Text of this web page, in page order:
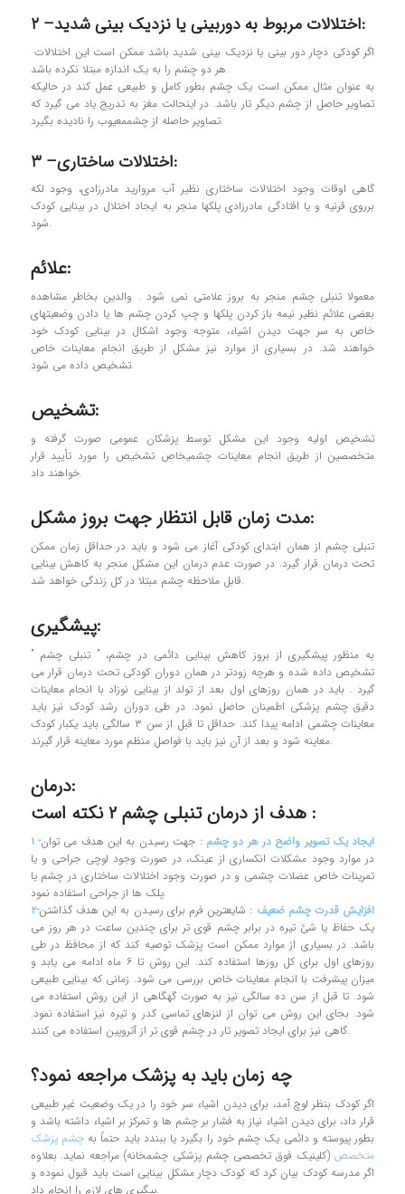
۲ –اختلالات مربوط به دوربینی یا نزدیک بینی شدید:
اگر کودکی دچار دور بینی یا نزدیک بینی شدید باشد ممکن است این اختلالات
هر دو چشم را به یک اندازه مبتلا نکرده باشد.
به عنوان مثال ممکن است یک چشم بطور کامل و طبیعی عمل کند در حالیکه
تصاویر حاصل از چشم دیگر تار باشد. در اینحالت مغز به تدریج یاد می گیرد که
تصاویر حاصله از چشممعیوب را نادیده بگیرد.
۳ –اختلالات ساختاری:
گاهی اوقات وجود اختلالات ساختاری نظیر آب مروارید مادرزادی، وجود لکه
برروی قرنیه و یا افتادگی مادرزادی پلکها منجر به ایجاد اختلال در بینایی کودک
شود.
علائم:
معمولا تنبلی چشم منجر به بروز علامتی نمی شود . والدین بخاطر مشاهده
بعضی علائم نظیر نیمه باز کردن پلکها و چپ کردن چشم ها یا دادن وضعیتهای
خاص به سر جهت دیدن اشیاء، متوجه وجود اشکال در بینایی کودک خود
خواهند شد. در بسیاری از موارد نیز مشکل از طریق انجام معاینات خاص
تشخیص داده می شود.
تشخیص:
تشخیص اولیه وجود این مشکل توسط پزشکان عمومی صورت گرفته و
متخصصین از طریق انجام معاینات چشمیخاص تشخیص را مورد تأیید قرار
خواهند داد.
مدت زمان قابل انتظار جهت بروز مشکل:
تنبلی چشم از همان ابتدای کودکی آغاز می شود و باید در حداقل زمان ممکن
تحت درمان قرار گیرد. در صورت عدم درمان این مشکل منجر به کاهش بینایی
قابل ملاحظه چشم مبتلا در کل زندگی خواهد شد.
پیشگیری:
به منظور پیشگیری از بروز کاهش بینایی دائمی در چشم، ” تنبلی چشم ”
تشخیص داده شده و هرچه زودتر در همان دوران کودکی تحت درمان قرار می
گیرد . باید در همان روزهای اول بعد از تولد از بینایی نوزاد با انجام معاینات
دقیق چشم پزشکی اطمینان حاصل نمود. در طی دوران رشد کودک نیز باید
معاینات چشمی ادامه پیدا کند. حداقل تا قبل از سن ۳ سالگی باید یکبار کودک
معاینه شود و بعد از آن نیز باید با فواصل منظم مورد معاینه قرار گیرند.
درمان:
هدف از درمان تنبلی چشم ۲ نکته است :
۱ -ایجاد یک تصویر واضح در هر دو چشم : جهت رسیدن به این هدف می توان
در موارد وجود مشکلات انکساری از عینک، در صورت وجود لوچی جراحی و یا
تمرینات خاص عضلات چشمی و در صورت وجود اختلالات ساختاری در چشم یا
پلک ها از جراحی استفاده نمود.
۲-افزایش قدرت چشم ضعیف : شایعترین فرم برای رسیدن به این هدف گذاشتن
یک حفاظ یا شئ تیره در برابر چشم قوی تر برای چندین ساعت در هر روز می
باشد. در بسیاری از موارد ممکن است پزشک توصیه کند که از محافظ در طی
روزهای اول برای کل روزها استفاده کند. این روش تا ۶ ماه ادامه می یابد و
میزان پیشرفت با انجام معاینات خاص بررسی می شود. زمانی که بینایی طبیعی
شود. تا قبل از سن ده سالگی نیز به صورت گهگاهی از این روش استفاده می
شود. بجای این روش می توان از لنزهای تماسی کدر و تیره نیز استفاده نمود.
گاهی نیز برای ایجاد تصویر تار در چشم قوی تر از آتروپین استفاده می کنند.
چه زمان باید به پزشک مراجعه نمود؟
اگر کودک بنظر لوچ آمد، برای دیدن اشیاء سر خود را در یک وضعیت غیر طبیعی
قرار داد، برای دیدن اشیاء نیاز به فشار بر چشم ها و تمرکز بر اشیاء داشته باشد و
بطور پیوسته و دائمی یک چشم خود را بگیرد یا ببندد باید حتماً به چشم پزشک
متخصص (کلینیک فوق تخصصی چشم پزشکی چشمخانه) مراجعه نماید. بعلاوه
اگر مدرسه کودک بیان کرد که کودک دچار مشکل بینایی است باید قبول نموده و
پیگیری های لازم را انجام داد.